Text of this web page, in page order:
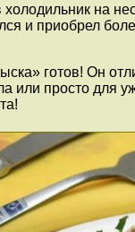
холодильник на
и приобрел
готов! Он
или просто для